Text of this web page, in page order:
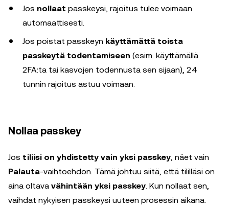
Jos nollaat passkeysi, rajoitus tulee voimaan
automaattisesti.
Jos poistat passkeyn käyttämättä toista
passkeytä todentamiseen (esim. käyttämällä
2FA:ta tai kasvojen todennusta sen sijaan), 24
tunnin rajoitus astuu voimaan.
Nollaa passkey
Jos tiliisi on yhdistetty vain yksi passkey, näet vain
Palauta-vaihtoehdon. Tämä johtuu siitä, että tililläsi on
aina oltava vähintään yksi passkey. Kun nollaat sen,
vaihdat nykyisen passkeysi uuteen prosessin aikana.